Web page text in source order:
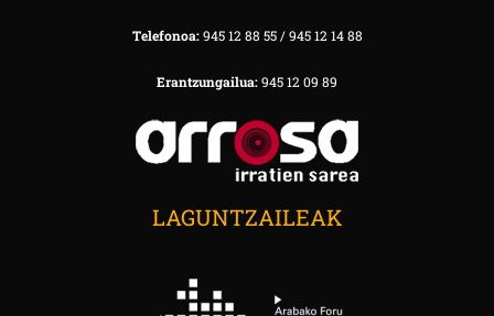
Telefonoa:945 12 88 55 / 945 12 14 88
Erantzungailua:945 12 09 89
LAGUNTZAILEAK